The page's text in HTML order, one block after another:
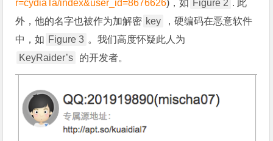
r=cydiaTa/index&user_id=8676626)，如 Figure 2 . 此
外，他的名字也被作为加解密 key
，硬编码在恶意软件
中，如 Figure 3 。我们高度怀疑此人为
KeyRaider’s
的开发者。